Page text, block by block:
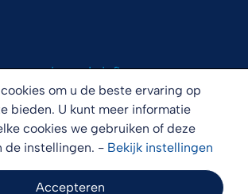
om u de beste ervaring op
bieden. U kunt meer informatie
cookies we gebruiken of deze
de instellingen. - Bekijk instellingen
Accepteren
onze nieuwsbrief!
Cookies